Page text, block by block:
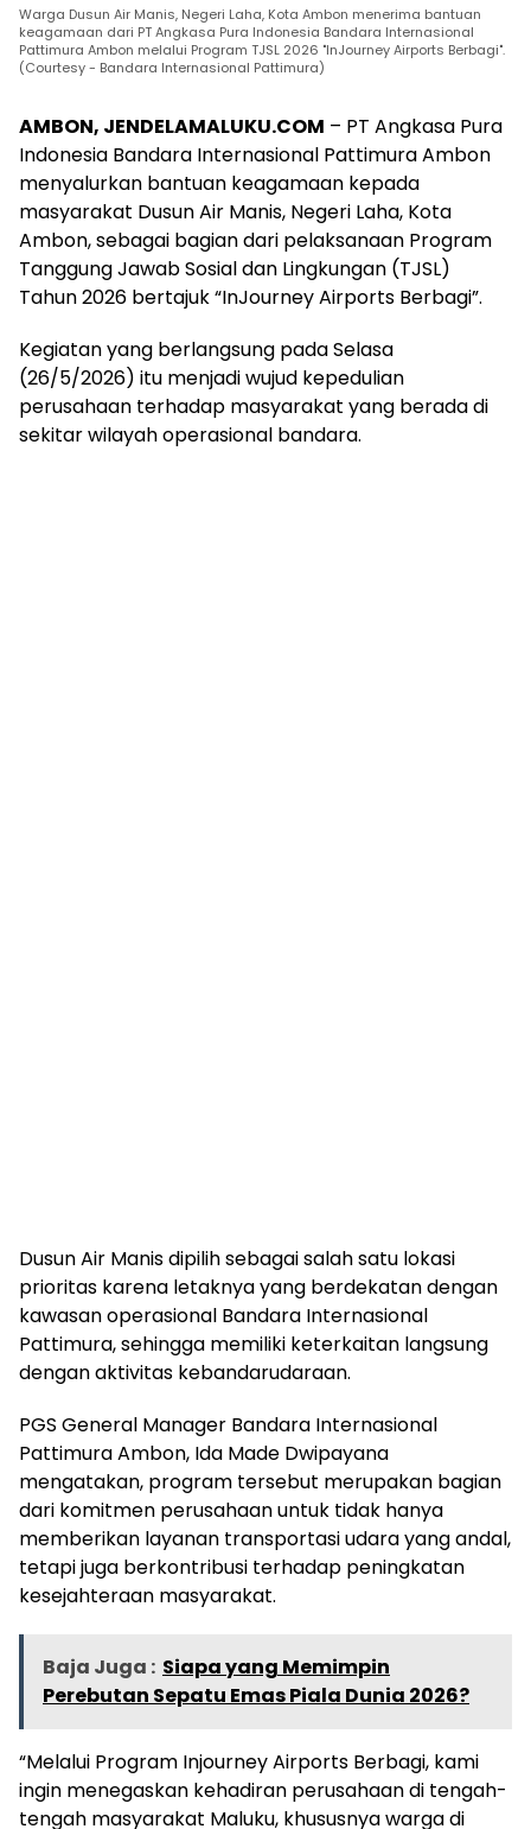
Warga Dusun Air Manis, Negeri Laha, Kota Ambon menerima bantuan
keagamaan dari PT Angkasa Pura Indonesia Bandara Internasional
Pattimura Ambon melalui Program TJSL 2026 "InJourney Airports Berbagi".
(Courtesy - Bandara Internasional Pattimura)
AMBON, JENDELAMALUKU.COM – PT Angkasa Pura
Indonesia Bandara Internasional Pattimura Ambon
menyalurkan bantuan keagamaan kepada
masyarakat Dusun Air Manis, Negeri Laha, Kota
Ambon, sebagai bagian dari pelaksanaan Program
Tanggung Jawab Sosial dan Lingkungan (TJSL)
Tahun 2026 bertajuk “InJourney Airports Berbagi”.
Kegiatan yang berlangsung pada Selasa
(26/5/2026) itu menjadi wujud kepedulian
perusahaan terhadap masyarakat yang berada di
sekitar wilayah operasional bandara.
Dusun Air Manis dipilih sebagai salah satu lokasi
prioritas karena letaknya yang berdekatan dengan
kawasan operasional Bandara Internasional
Pattimura, sehingga memiliki keterkaitan langsung
dengan aktivitas kebandarudaraan.
PGS General Manager Bandara Internasional
Pattimura Ambon, Ida Made Dwipayana
mengatakan, program tersebut merupakan bagian
dari komitmen perusahaan untuk tidak hanya
memberikan layanan transportasi udara yang andal,
tetapi juga berkontribusi terhadap peningkatan
kesejahteraan masyarakat.
Baja Juga : Siapa yang Memimpin
Perebutan Sepatu Emas Piala Dunia 2026?
“Melalui Program Injourney Airports Berbagi, kami
ingin menegaskan kehadiran perusahaan di tengah-
tengah masyarakat Maluku, khususnya warga di